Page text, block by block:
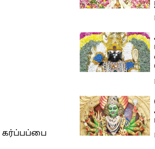
கர்ப்பப்பை